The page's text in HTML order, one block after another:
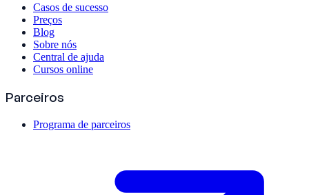
Casos de sucesso
Preços
Blog
Sobre nós
Central de ajuda
Cursos online
Parceiros
Programa de parceiros